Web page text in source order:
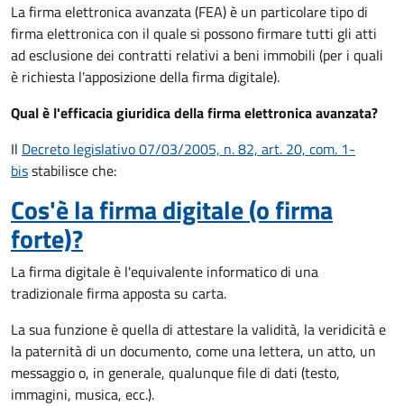
La firma elettronica avanzata (FEA) è un particolare tipo di
firma elettronica con il quale si possono firmare tutti gli atti
ad esclusione dei contratti relativi a beni immobili (per i quali
è richiesta l'apposizione della firma digitale).
Qual è l'efficacia giuridica della firma elettronica avanzata?
Il Decreto legislativo 07/03/2005, n. 82, art. 20, com. 1-
bisstabilisce che:
Cos'è la firma digitale (o firma
forte)?
La firma digitale è l'equivalente informatico di una
tradizionale firma apposta su carta.
La sua funzione è quella di attestare la validità, la veridicità e
la paternità di un documento, come una lettera, un atto, un
messaggio o, in generale, qualunque file di dati (testo,
immagini, musica, ecc.).